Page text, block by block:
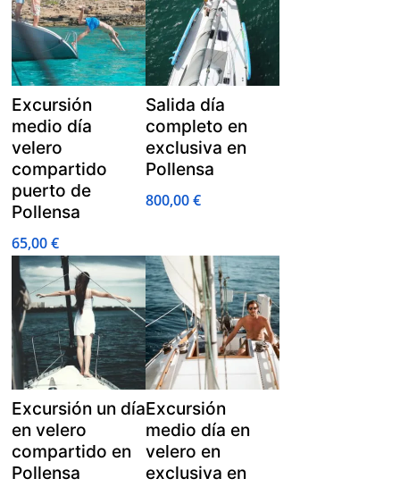
Excursión
medio día
velero
compartido
puerto de
Pollensa
65,00€
Salida día
completo en
exclusiva en
Pollensa
800,00€
Excursión un día
en velero
compartido en
Pollensa
Excursión
medio día en
velero en
exclusiva en